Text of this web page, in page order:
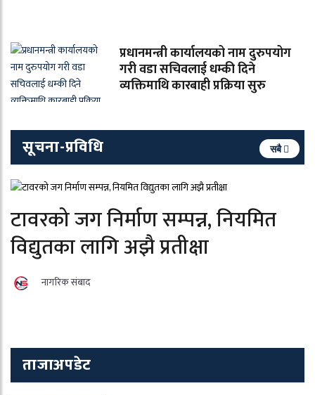
प्रधानमन्त्री कार्यालयको नाम दुरुपयोग
गरी वडा सचिवलाई धम्की दिने
व्यक्तिमाथि कारबाही प्रक्रिया सुरु
सूचना-प्रविधि सबै
टावरको जग निर्माण सम्पन्न, नियमित
विद्युतका लागि अझै प्रतीक्षा
नागरिक संबाद
ताजाअपडेट